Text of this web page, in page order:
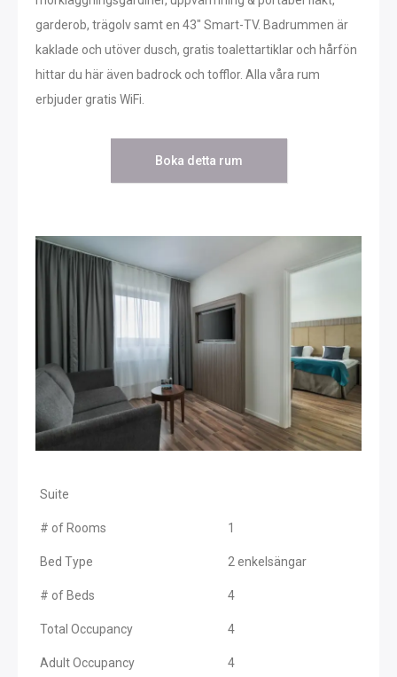
garderob, trägolv samt en 43″ Smart-TV. Badrummen är
kaklade och utöver dusch, gratis toalettartiklar och hårfön
hittar du här även badrock och tofflor. Alla våra rum
erbjuder gratis WiFi.
Boka detta rum
Suite
# of Rooms 1
Bed Type 2 enkelsängar
# of Beds 4
Total Occupancy 4
Adult Occupancy 4